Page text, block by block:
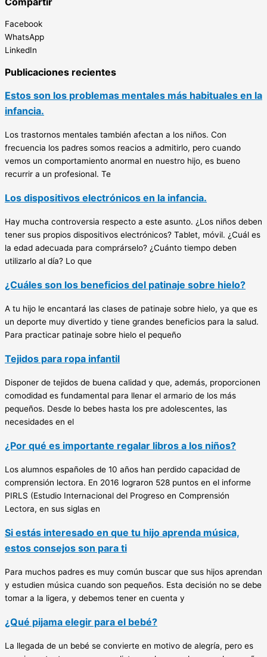
Facebook
WhatsApp
LinkedIn
Publicaciones recientes
Estos son los problemas mentales más habituales en la
infancia.
Los trastornos mentales también afectan a los niños. Con
frecuencia los padres somos reacios a admitirlo, pero cuando
vemos un comportamiento anormal en nuestro hijo, es bueno
recurrir a un profesional. Te
Los dispositivos electrónicos en la infancia.
Hay mucha controversia respecto a este asunto. ¿Los niños deben
tener sus propios dispositivos electrónicos? Tablet, móvil. ¿Cuál es
la edad adecuada para comprárselo? ¿Cuánto tiempo deben
utilizarlo al día? Lo que
¿Cuáles son los beneficios del patinaje sobre hielo?
A tu hijo le encantará las clases de patinaje sobre hielo, ya que es
un deporte muy divertido y tiene grandes beneficios para la salud.
Para practicar patinaje sobre hielo el pequeño
Tejidos para ropa infantil
Disponer de tejidos de buena calidad y que, además, proporcionen
comodidad es fundamental para llenar el armario de los más
pequeños. Desde lo bebes hasta los pre adolescentes, las
necesidades en el
¿Por qué es importante regalar libros a los niños?
Los alumnos españoles de 10 años han perdido capacidad de
comprensión lectora. En 2016 lograron 528 puntos en el informe
PIRLS (Estudio Internacional del Progreso en Comprensión
Lectora, en sus siglas en
Si estás interesado en que tu hijo aprenda música,
estos consejos son para ti
Para muchos padres es muy común buscar que sus hijos aprendan
y estudien música cuando son pequeños. Esta decisión no se debe
tomar a la ligera, y debemos tener en cuenta y
¿Qué pijama elegir para el bebé?
La llegada de un bebé se convierte en motivo de alegría, pero es